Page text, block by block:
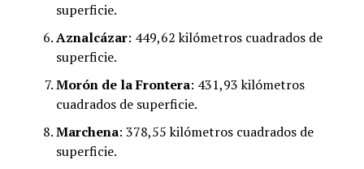
superficie.
Aznalcázar: 449,62 kilómetros cuadrados de
superficie.
​Morón de la Frontera: 431,93 kilómetros
cuadrados de superficie.
Marchena: 378,55 kilómetros cuadrados de
superficie.